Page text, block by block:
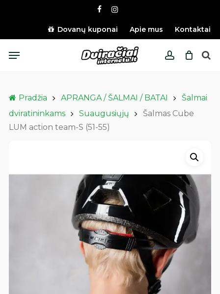
content
facebookinstagram
Dovanų kuponai Apie mus Kontaktai
account
Menu
Pradžia APRANGA / ŠALMAI / BATAI
Šalmai
dviratininkams
Suaugusiųjų
Šalmas Cube
LUM action team-S (51-55)